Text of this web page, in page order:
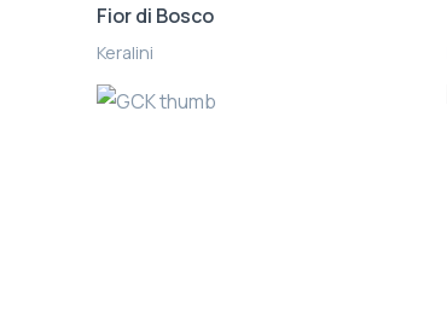
Fior di Bosco
Keralini